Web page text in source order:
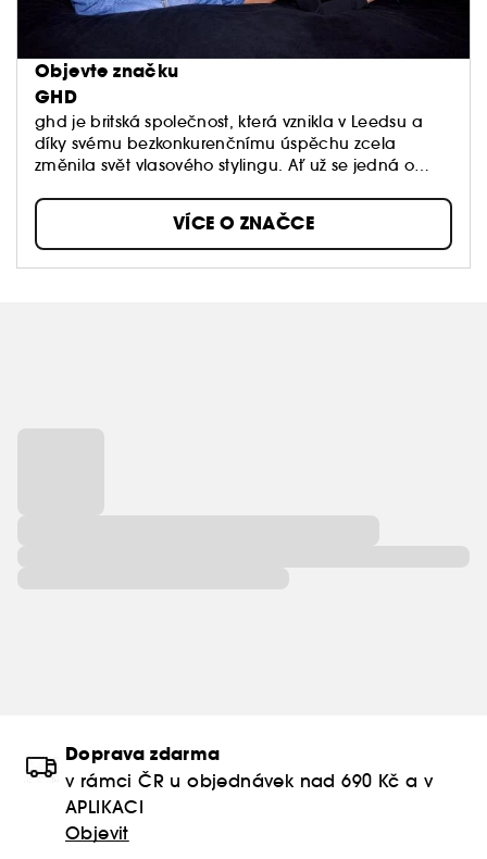
Objevte značku
GHD
ghd je britská společnost, která vznikla v Leedsu a
díky svému bezkonkurenčnímu úspěchu zcela
změnila svět vlasového stylingu. Ať už se jedná o
ohromují úžasnými výsledky stylingu.
VÍCE O ZNAČCE
Doprava zdarma
v rámci ČR u objednávek nad 690 Kč a v
APLIKACI
Objevit